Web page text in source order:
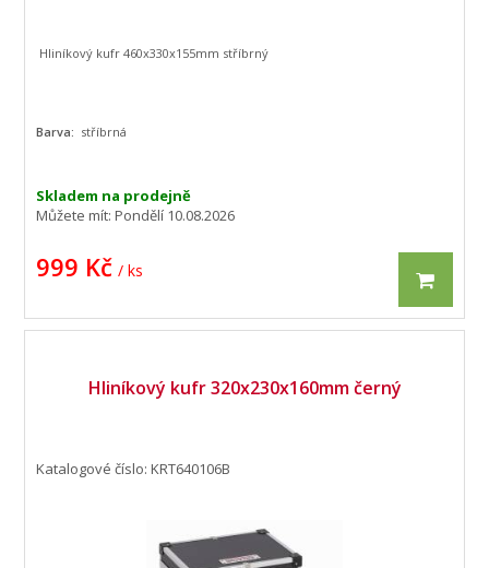
Skladem na prodejně
Můžete mít:Pondělí 10.08.2026
999 Kč / ks
Hliníkový kufr 460x330x155mm stříbrný
Barva: stříbrná
Hliníkový kufr 320x230x160mm černý
Katalogové číslo: KRT640106B